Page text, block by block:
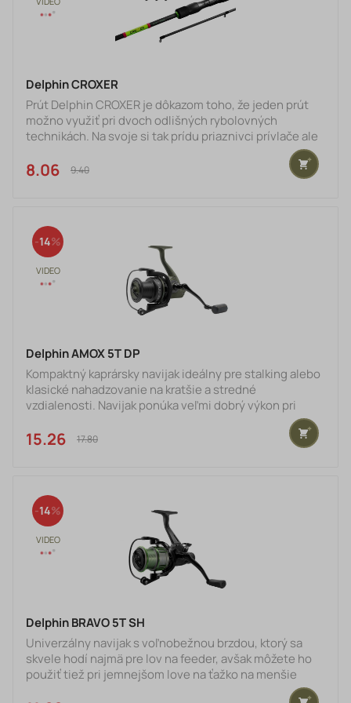
Delphin CROXER
Prút Delphin CROXER je dôkazom toho, že jeden prút
možno využiť pri dvoch odlišných rybolovných
technikách. Na svoje si tak prídu priaznivci prívlače ale
aj feedru.Blank prúta je postavený na kvalitnom 24T
karbóne, ktorý vďaka svojim vlastnostiam a vyváženiu
nahadzovanie na vami vybrané miesto. Po celej dĺžke
blanku sú umiestnené
8.06 €9.40 €
14
Delphin AMOX 5T DP
Kompaktný kaprársky navijak ideálny pre stalking alebo
klasické nahadzovanie na kratšie a stredné
vzdialenosti. Navijak ponúka veľmi dobrý výkon pri
priaznivej cene a poradí si aj s tými najväčšími rybami
bez akýchkoľvek problémov.Disponuje kvalitným
vnútorným mechanizmom s prevodovým pomerom
životnosti. Pevná a citlivá brzda napomáha úspešnému
zdolaniu úlovkov aj v ťa
15.26 €17.80 €
14
Delphin BRAVO 5T SH
Univerzálny navijak s voľnobežnou brzdou, ktorý sa
skvele hodí najmä pre lov na feeder, avšak môžete ho
použiť tiež pri jemnejšom love na ťažko na menšie